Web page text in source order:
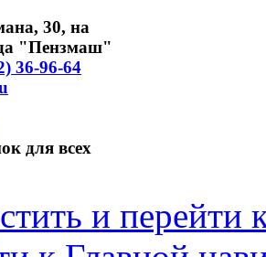
30, на
"Пензмаш"
36-96-64
для всех
и перейти